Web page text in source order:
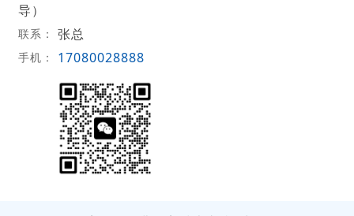
导）
联系： 张总
手机： 17080028888